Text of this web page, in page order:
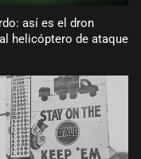
así es el dron
helicóptero de ataque